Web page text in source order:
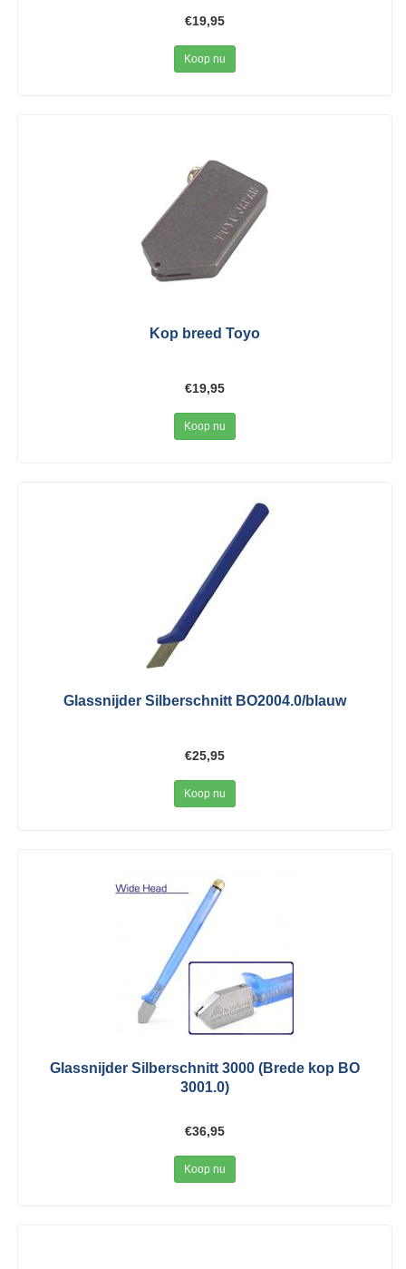
€19,95
Koop nu
Kop breed Toyo
€19,95
Koop nu
Glassnijder Silberschnitt BO2004.0/blauw
€25,95
Koop nu
Glassnijder Silberschnitt 3000 (Brede kop BO
3001.0)
€36,95
Koop nu